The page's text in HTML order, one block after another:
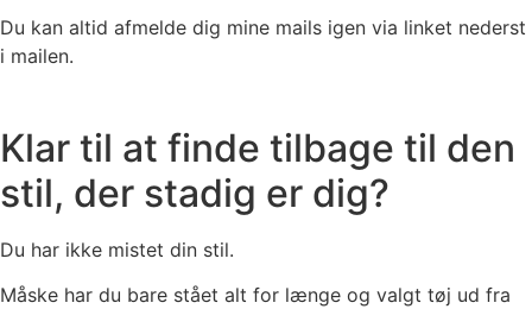
Du kan altid afmelde dig mine mails igen via linket nederst
i mailen.
Klar til at finde tilbage til den
stil, der stadig er dig?
Du har ikke mistet din stil.
Måske har du bare stået alt for længe og valgt tøj ud fra